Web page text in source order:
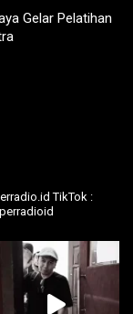
Gelar Pelatihan
TikTok :